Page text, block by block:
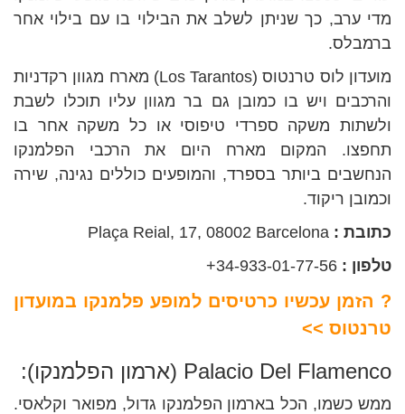
מדי ערב, כך שניתן לשלב את הבילוי בו עם בילוי אחר
ברמבלס.
מועדון לוס טרנטוס (Los Tarantos) מארח מגוון רקדניות
והרכבים ויש בו כמובן גם בר מגוון עליו תוכלו לשבת
ולשתות משקה ספרדי טיפוסי או כל משקה אחר בו
תחפצו. המקום מארח היום את הרכבי הפלמנקו
הנחשבים ביותר בספרד, והמופעים כוללים נגינה, שירה
וכמובן ריקוד.
כתובת : Plaça Reial, 17, 08002 Barcelona
טלפון :
? הזמן עכשיו כרטיסים למופע פלמנקו במועדון
טרנטוס ​>>
Palacio Del Flamenco (ארמון הפלמנקו):
ממש כשמו, הכל בארמון הפלמנקו גדול, מפואר וקלאסי.